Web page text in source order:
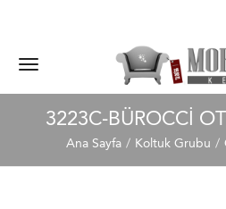
3223C-BÜROCCI
Ana Sayfa Koltuk Grubu